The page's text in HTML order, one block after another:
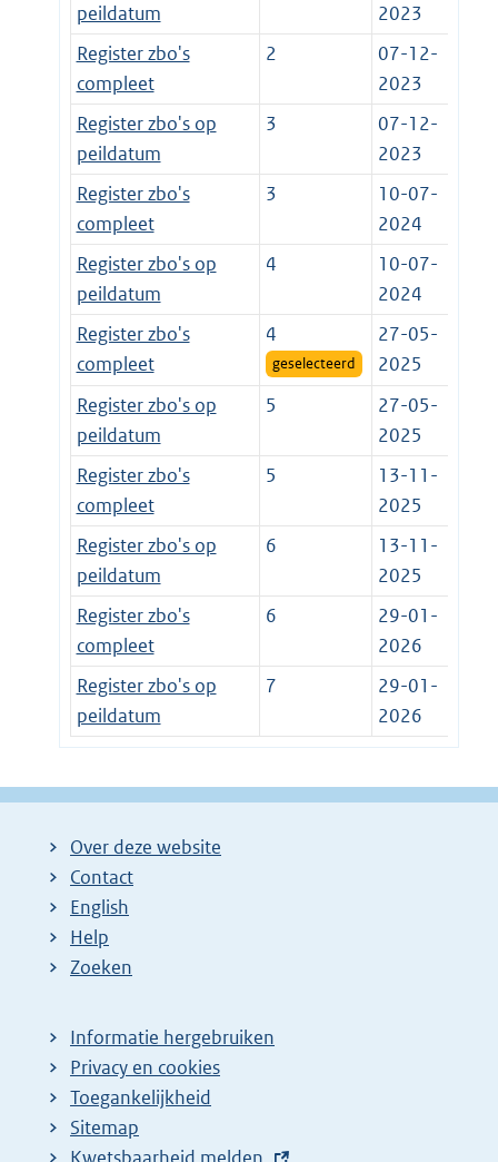
peildatum
2023
Register zbo's
compleet
2
07-12-
2023
Register zbo's op
peildatum
3
07-12-
2023
Register zbo's
compleet
3
10-07-
2024
Register zbo's op
peildatum
4
10-07-
2024
Register zbo's
compleet
4
geselecteerd
27-05-
2025
Register zbo's op
peildatum
5
27-05-
2025
Register zbo's
compleet
5
13-11-
2025
Register zbo's op
peildatum
6
13-11-
2025
Register zbo's
compleet
6
29-01-
2026
Register zbo's op
peildatum
7
29-01-
2026
Over deze website
Contact
English
Help
Zoeken
Informatie hergebruiken
Privacy en cookies
Toegankelijkheid
Sitemap
E
Kwetsbaarheid melden